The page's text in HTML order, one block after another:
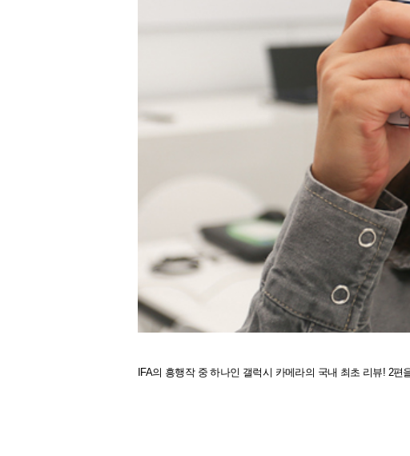
IFA의 흥행작 중 하나인 갤럭시 카메라의 국내 최초 리뷰! 2편